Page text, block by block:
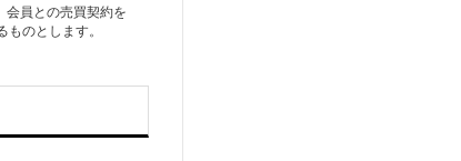
員との売買契約を
のとします。